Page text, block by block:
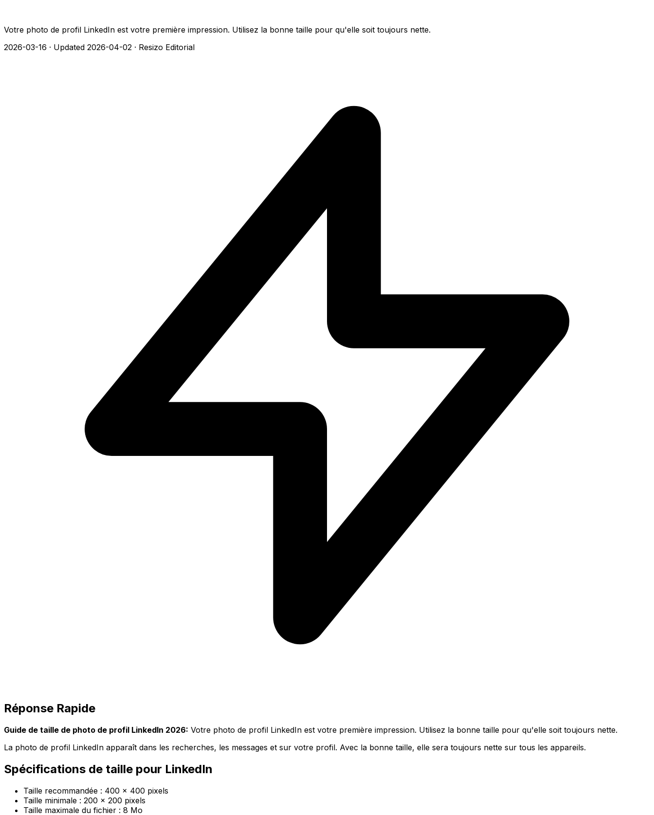
Votre photo de profil LinkedIn est votre première impression. Utilisez la bonne taille pour qu'elle soit toujours nette.
2026-03-16 · Updated 2026-04-02 · Resizo Editorial
Réponse Rapide
Guide de taille de photo de profil LinkedIn 2026: Votre photo de profil LinkedIn est votre première impression. Utilisez la bonne taille pour qu'elle soit toujours nette.
La photo de profil LinkedIn apparaît dans les recherches, les messages et sur votre profil. Avec la bonne taille, elle sera toujours nette sur tous les appareils.
Spécifications de taille pour LinkedIn
Taille recommandée : 400 × 400 pixels
Taille minimale : 200 × 200 pixels
Taille maximale du fichier : 8 Mo